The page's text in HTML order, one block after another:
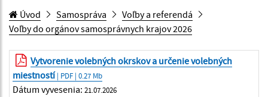
Úvod Samospráva
Voľby a referendá
Voľby do orgánov samosprávnych krajov 2026
Vytvorenie volebných okrskov a určenie volebných
miestností| PDF | 0.27 Mb
Dátum vyvesenia: 21.07.2026